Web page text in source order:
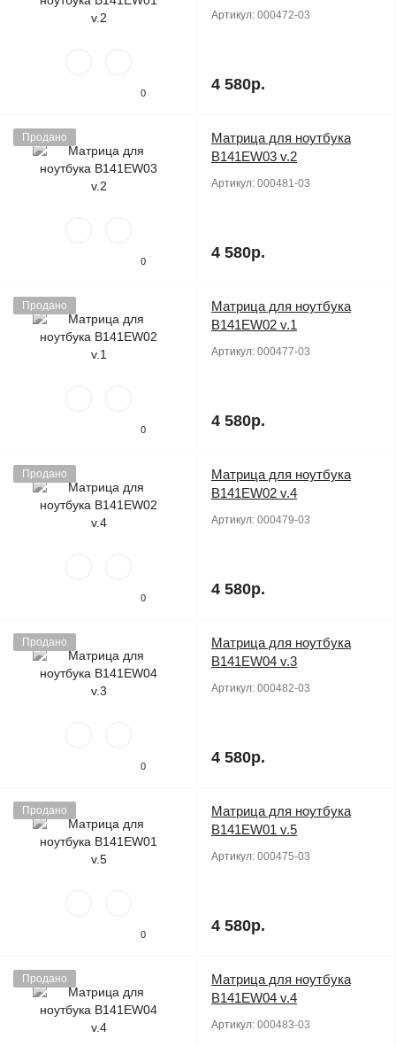
0
Артикул: 000472-03
4 580р.
Продано
0
Матрица для ноутбука
B141EW03 v.2
Артикул: 000481-03
4 580р.
Продано
0
Матрица для ноутбука
B141EW02 v.1
Артикул: 000477-03
4 580р.
Продано
0
Матрица для ноутбука
B141EW02 v.4
Артикул: 000479-03
4 580р.
Продано
0
Матрица для ноутбука
B141EW04 v.3
Артикул: 000482-03
4 580р.
Продано
0
Матрица для ноутбука
B141EW01 v.5
Артикул: 000475-03
4 580р.
Продано
Матрица для ноутбука
B141EW04 v.4
Артикул: 000483-03